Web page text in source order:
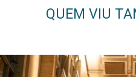
QUEM VIU